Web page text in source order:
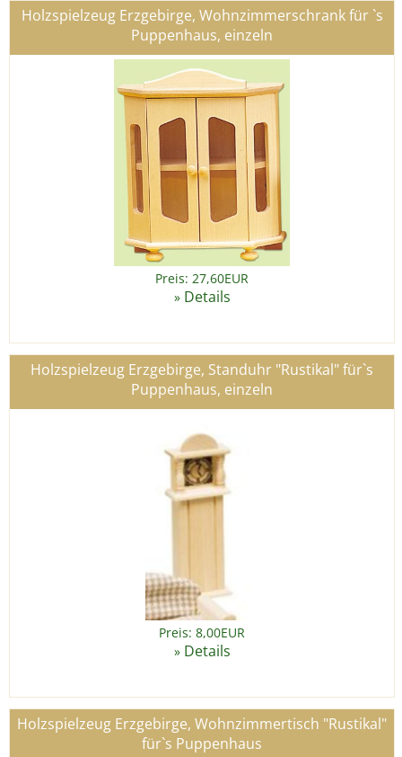
Holzspielzeug Erzgebirge, Wohnzimmerschrank für `s
Puppenhaus, einzeln
Preis: 27,60EUR
» Details
Holzspielzeug Erzgebirge, Standuhr "Rustikal" für`s
Puppenhaus, einzeln
Preis: 8,00EUR
» Details
Holzspielzeug Erzgebirge, Wohnzimmertisch "Rustikal"
für`s Puppenhaus